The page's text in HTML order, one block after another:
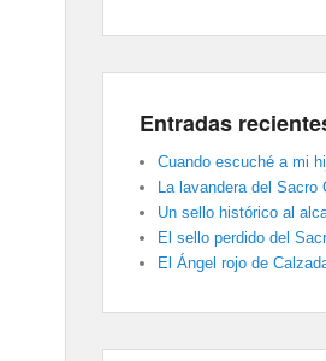
Entradas
Cuando escuché a mi
La lavandera del Sacro
Un sello histórico al
El sello perdido del
El Ángel rojo de